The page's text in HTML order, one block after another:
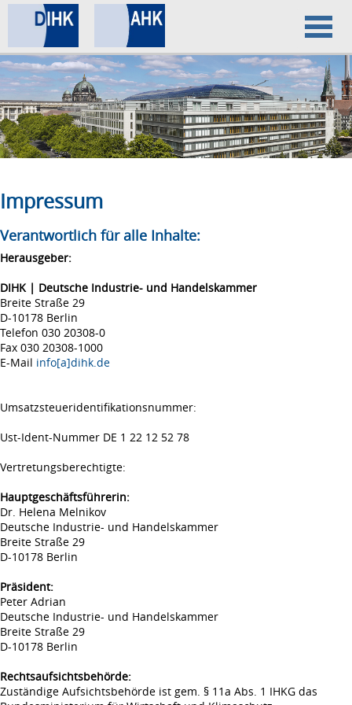
Home
Datenschutz
Impressum
Impressum
Verantwortlich für alle Inhalte:
Herausgeber:
DIHK | Deutsche Industrie- und Handelskammer
Breite Straße 29
D-10178 Berlin
Telefon 030 20308-0
Fax 030 20308-1000
E-Mail info[a]dihk.de
Umsatzsteueridentifikationsnummer:
Ust-Ident-Nummer DE 1 22 12 52 78
Vertretungsberechtigte:
Hauptgeschäftsführerin:
Dr. Helena Melnikov
Deutsche Industrie- und Handelskammer
Breite Straße 29
D-10178 Berlin
Präsident:
Peter Adrian
Deutsche Industrie- und Handelskammer
Breite Straße 29
D-10178 Berlin
Rechtsaufsichtsbehörde:
Zuständige Aufsichtsbehörde ist gem. § 11a Abs. 1 IHKG das